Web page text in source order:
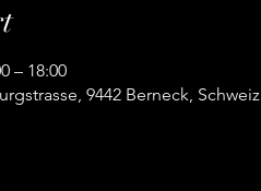
– 18:00
9442 Berneck, Schweiz